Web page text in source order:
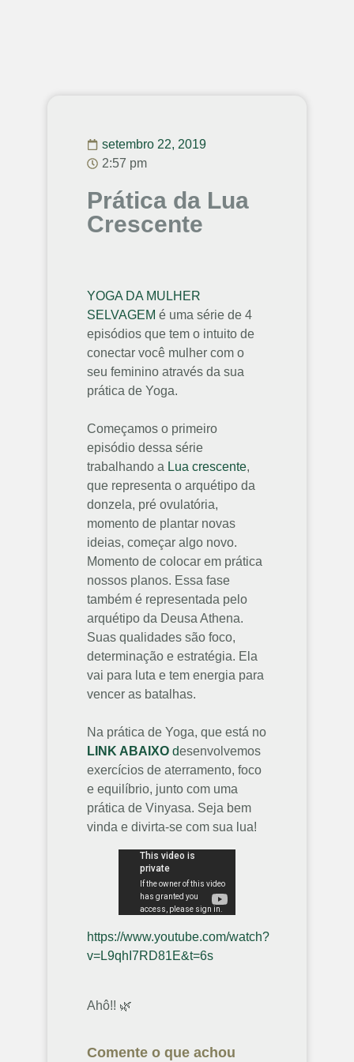
setembro 22, 2019
2:57 pm
Prática da Lua
Crescente
YOGA DA MULHER
SELVAGEM é uma série de 4
episódios que tem o intuito de
conectar você mulher com o
seu feminino através da sua
prática de Yoga.
Começamos o primeiro
episódio dessa série
trabalhando a Lua crescente,
que representa o arquétipo da
donzela, pré ovulatória,
momento de plantar novas
ideias, começar algo novo.
Momento de colocar em prática
nossos planos. Essa fase
também é representada pelo
arquétipo da Deusa Athena.
Suas qualidades são foco,
determinação e estratégia. Ela
vai para luta e tem energia para
vencer as batalhas.
Na prática de Yoga, que está no
LINK ABAIXO desenvolvemos
exercícios de aterramento, foco
e equilíbrio, junto com uma
prática de Vinyasa. Seja bem
vinda e divirta-se com sua lua!
https://www.youtube.com/watch?
v=L9qhI7RD81E&t=6s
Ahô!! 🌿
Comente o que achou